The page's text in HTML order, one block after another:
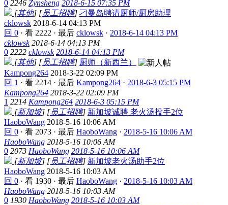
0 2246 Zynsheng 2018-6-15 07:35 PM
[其他] [员工招聘] 刁曼岛聘请厨师/厨房助理
cklowsk 2018-6-14 04:13 PM
回 0 · 看 2222 · 最后 cklowsk · 2018-6-14 04:13 PM
cklowsk 2018-6-14 04:13 PM
0 2222 cklowsk 2018-6-14 04:13 PM
[其他] [员工招聘] 厨师（新西兰）
Kampong264 2018-3-22 02:09 PM
回 1 · 看 2214 · 最后 Kampong264 · 2018-6-3 05:15 PM
Kampong264 2018-3-22 02:09 PM
1 2214 Kampong264 2018-6-3 05:15 PM
[新加坡] [员工招聘] 新加坡诚聘 老火汤投手2位
HaoboWang 2018-5-16 10:06 AM
回 0 · 看 2073 · 最后 HaoboWang · 2018-5-16 10:06 AM
HaoboWang 2018-5-16 10:06 AM
0 2073 HaoboWang 2018-5-16 10:06 AM
[新加坡] [员工招聘] 新加坡老火汤助手2位
HaoboWang 2018-5-16 10:03 AM
回 0 · 看 1930 · 最后 HaoboWang · 2018-5-16 10:03 AM
HaoboWang 2018-5-16 10:03 AM
0 1930 HaoboWang 2018-5-16 10:03 AM